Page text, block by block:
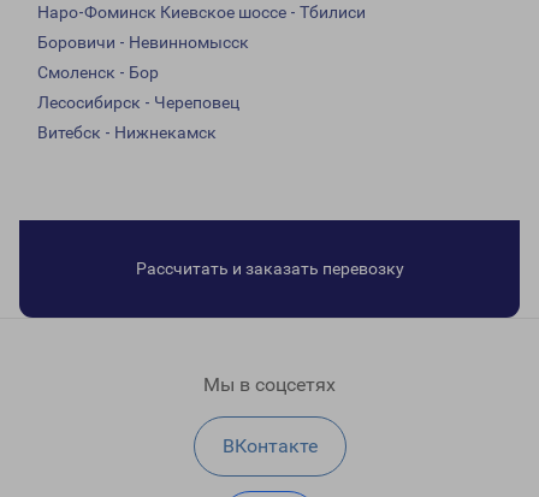
Наро-Фоминск Киевское шоссе - Тбилиси
Боровичи - Невинномысск
Смоленск - Бор
Лесосибирск - Череповец
Витебск - Нижнекамск
Рассчитать и заказать перевозку
Мы в соцсетях
ВКонтакте